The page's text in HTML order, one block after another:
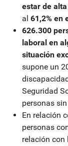
estar de alta
al 61,2% en
626.300
laboral en
situación
supone un
Seguridad
personas
En relación
personas
relación con